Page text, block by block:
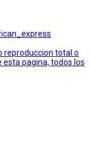
reproduccion total o
pagina, todos los